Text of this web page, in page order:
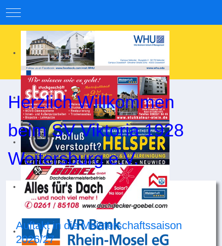
Mobile Menu Toggle
Herzlich Willkommen
beim SV Viktoria 1928
Weitersburg e.V.
Auftakt in die Meisterschaftssaison
2026/27